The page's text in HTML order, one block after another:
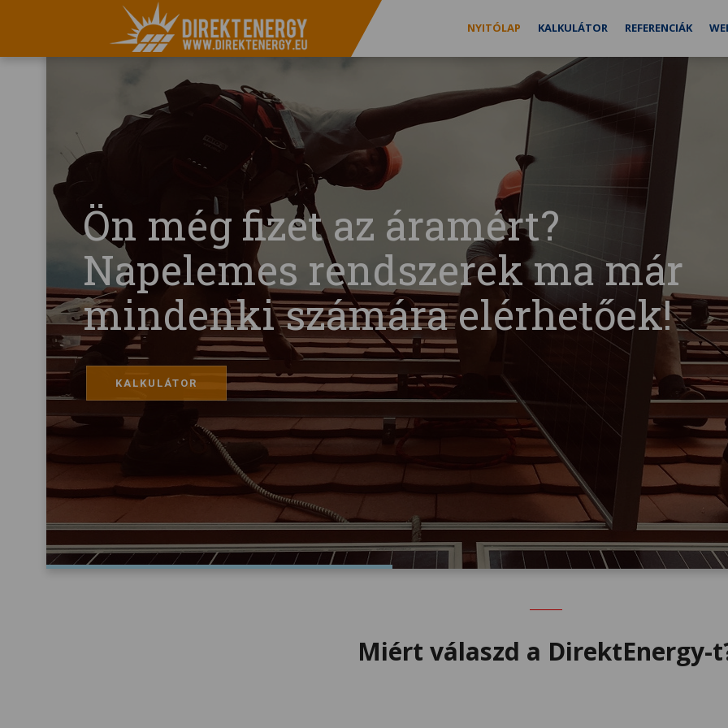
NYITÓLAP KALKULÁTOR REFERENCIÁK
Ön még fizet az áramért?
Napelemes rendszerek ma már
mindenki számára elérhetőek!
KALKULÁTOR
Miért válaszd a DirektEnergy-